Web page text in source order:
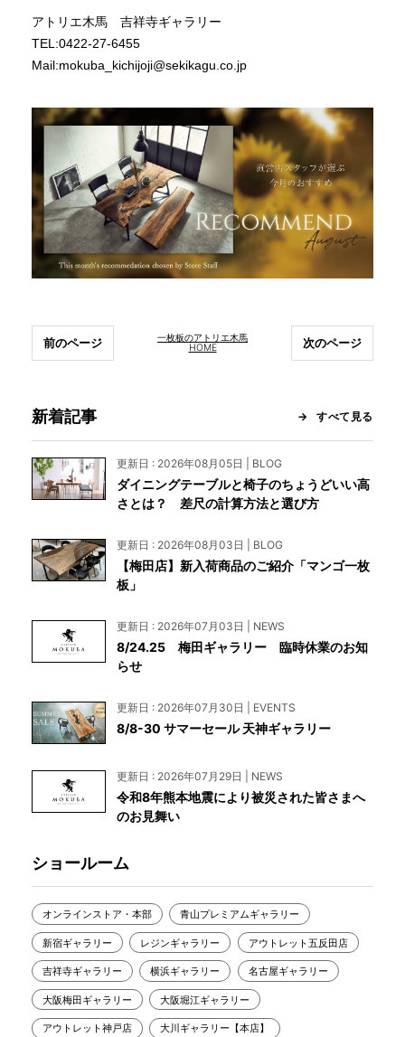
アトリエ木馬 吉祥寺ギャラリー
TEL:0422-27-6455
Mail:mokuba_kichijoji@sekikagu.co.jp
一枚板のアトリエ木馬
HOME
前のページ 次のページ
新着記事 すべて見る
更新日 : 2026年08月05日 | BLOG
ダイニングテーブルと椅子のちょうどいい高
さとは？ 差尺の計算方法と選び方
更新日 : 2026年08月03日 | BLOG
【梅田店】新入荷商品のご紹介「マンゴ一枚
板」
更新日 : 2026年07月03日 | NEWS
8/24.25 梅田ギャラリー 臨時休業のお知
らせ
更新日 : 2026年07月30日 | EVENTS
8/8-30 サマーセール 天神ギャラリー
更新日 : 2026年07月29日 | NEWS
令和8年熊本地震により被災された皆さまへ
のお見舞い
ショールーム
オンラインストア・本部 青山プレミアムギャラリー
新宿ギャラリー レジンギャラリー アウトレット五反田店
吉祥寺ギャラリー 横浜ギャラリー 名古屋ギャラリー
大阪梅田ギャラリー 大阪堀江ギャラリー
アウトレット神戸店 大川ギャラリー【本店】